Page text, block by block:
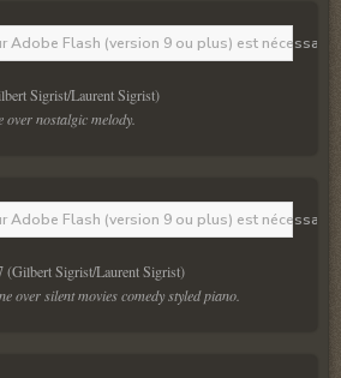
Adobe Flash (version 9 ou plus) est
Sigrist/Laurent Sigrist)
nostalgic melody.
Adobe Flash (version 9 ou plus) est
(Gilbert Sigrist/Laurent Sigrist)
over silent movies comedy styled piano.